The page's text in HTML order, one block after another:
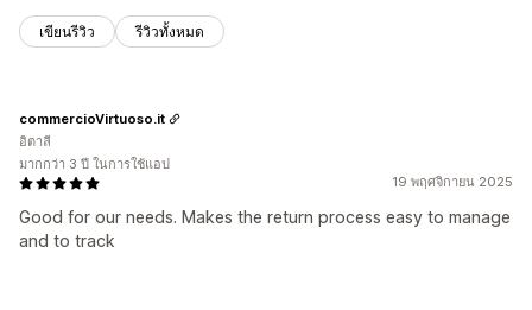
เขียนรีวิว รีวิวทั้งหมด
19 พฤศจิกายน 2025
Good for our needs. Makes the return process easy to manage
and to track
commercioVirtuoso.it
อิตาลี
มากกว่า 3 ปี ในการใช้แอป